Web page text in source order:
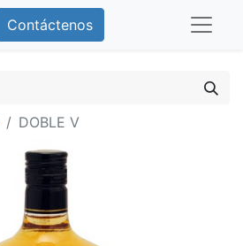
Contáctenos
DOBLE V